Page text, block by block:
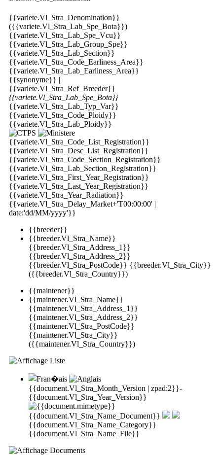
{{variete.Vl_Stra_Denomination}}
({{variete.Vl_Stra_Lab_Spe_Bota}})
{{variete.Vl_Stra_Lab_Spe_Vcu}}
{{variete.Vl_Stra_Lab_Group_Spe}}
{{variete.Vl_Stra_Lab_Section}}
{{variete.Vl_Stra_Code_Earliness_Area}}
{{variete.Vl_Stra_Lab_Earliness_Area}}
{{synonyme}} |
{{variete.Vl_Stra_Ref_Breeder}}
{{variete.Vl_Stra_Lab_Spe_Bota}}
{{variete.Vl_Stra_Lab_Typ_Var}}
{{variete.Vl_Stra_Code_Ploidy}}
{{variete.Vl_Stra_Lab_Ploidy}}
{{variete.Vl_Stra_Code_List_Registration}}
{{variete.Vl_Stra_Desc_List_Registration}}
{{variete.Vl_Stra_Code_Section_Registration}}
{{variete.Vl_Stra_Lab_Section_Registration}}
{{variete.Vl_Stra_First_Year_Registration}}
{{variete.Vl_Stra_Last_Year_Registration}}
{{variete.Vl_Stra_Year_Radiation}}
{{variete.Vl_Stra_Delay_Market+'T00:00:00' |
date:'dd/MM/yyyy'}}
{{breeder}}
{{breeder.Vl_Stra_Name}}
{{breeder.Vl_Stra_Address_1}}
{{breeder.Vl_Stra_Address_2}}
{{breeder.Vl_Stra_PostCode}} {{breeder.Vl_Stra_City}}
({{breeder.Vl_Stra_Country}})
{{maintener}}
{{maintener.Vl_Stra_Name}}
{{maintener.Vl_Stra_Address_1}}
{{maintener.Vl_Stra_Address_2}}
{{maintener.Vl_Stra_PostCode}}
{{maintener.Vl_Stra_City}}
({{maintener.Vl_Stra_Country}})
{{document.Vl_Stra_Month_Version | zpad:2}}-
{{document.Vl_Stra_Year_Version}}
{{document.Vl_Stra_Name_Document}}
{{document.Vl_Stra_Name_Category}}
{{document.Vl_Stra_Name_File}}